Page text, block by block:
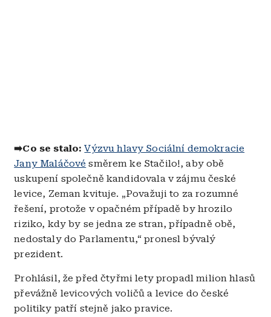
➡️Co se stalo:Výzvu hlavy Sociální demokracie
Jany Maláčové směrem ke Stačilo!, aby obě
uskupení společně kandidovala v zájmu české
levice, Zeman kvituje. „Považuji to za rozumné
řešení, protože v opačném případě by hrozilo
riziko, kdy by se jedna ze stran, případně obě,
nedostaly do Parlamentu,“ pronesl bývalý
prezident.
Prohlásil, že před čtyřmi lety propadl milion hlasů
převážně levicových voličů a levice do české
politiky patří stejně jako pravice.